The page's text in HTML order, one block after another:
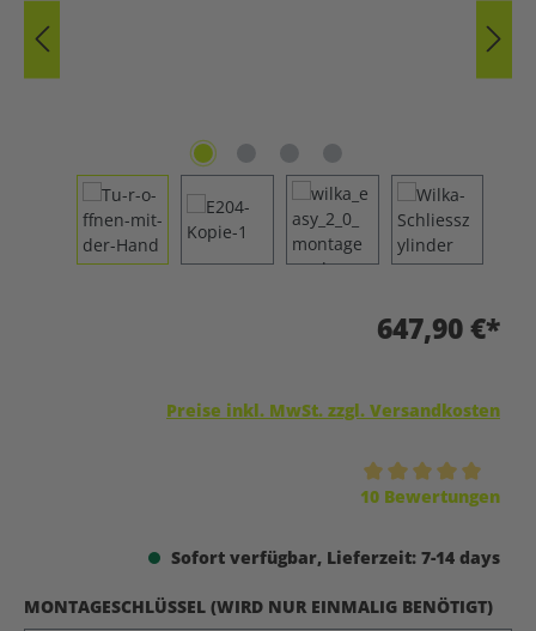
647,90 €*
Preise inkl. MwSt. zzgl. Versandkosten
Durchschnittliche Bewertung von 5 von 5 Sternen
10 Bewertungen
Sofort verfügbar, Lieferzeit: 7-14 days
MONTAGESCHLÜSSEL (WIRD NUR EINMALIG BENÖTIGT)